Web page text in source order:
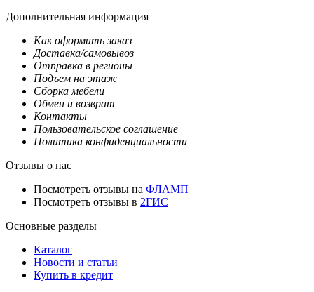
Дополнительная информация
Как оформить заказ
Доставка/самовывоз
Отправка в регионы
Подъем на этаж
Сборка мебели
Обмен и возврат
Контакты
Пользовательское соглашение
Политика конфиденциальности
Отзывы о нас
Посмотреть отзывы на ФЛАМП
Посмотреть отзывы в 2ГИС
Основные разделы
Каталог
Новости и статьи
Купить в кредит